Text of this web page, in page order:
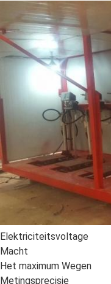
Elektriciteitsvoltage
Macht
Het maximum Wegen
Metingsprecisie